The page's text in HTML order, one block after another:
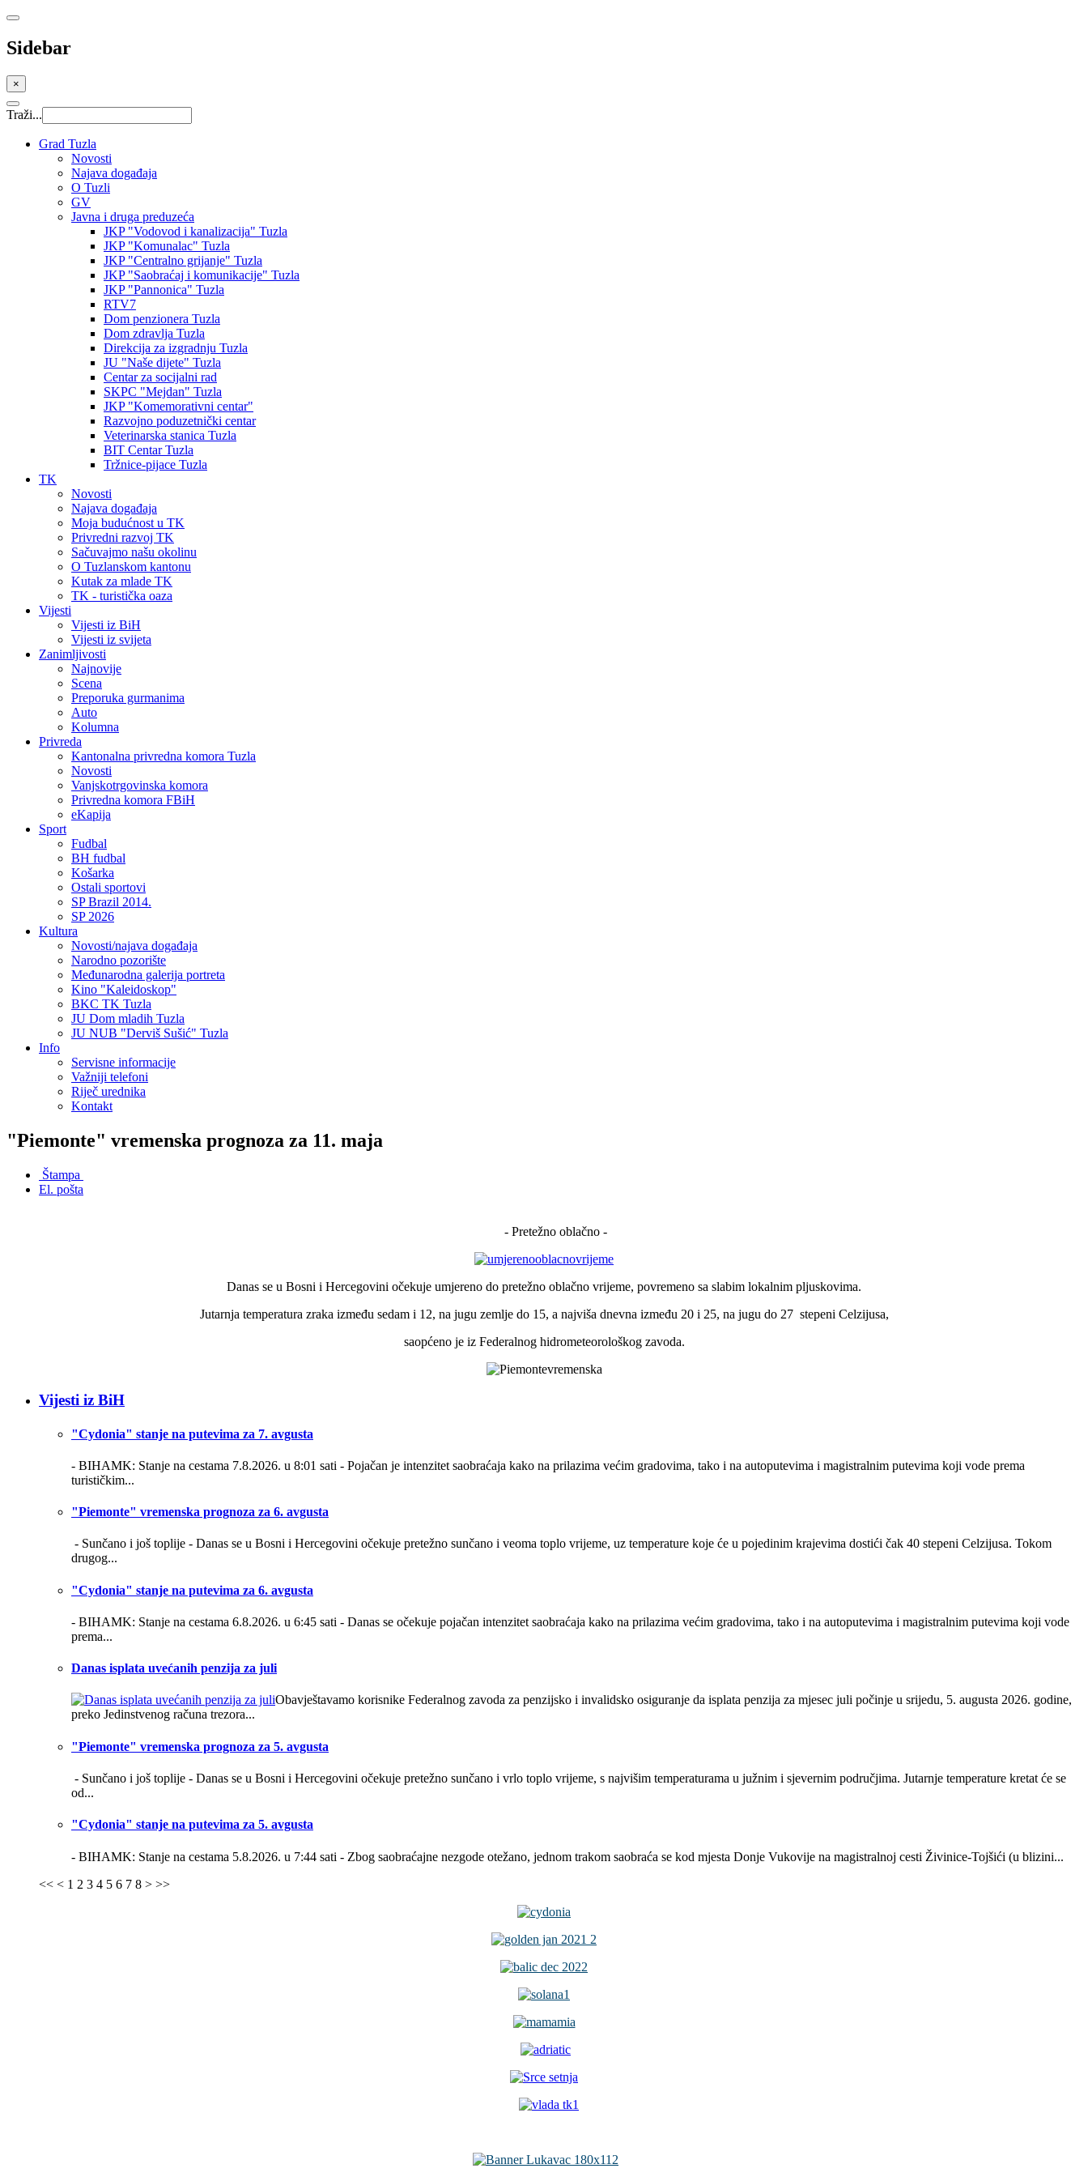
Sidebar
×
Traži...
Grad Tuzla
Novosti
Najava događaja
O Tuzli
GV
Javna i druga preduzeća
JKP "Vodovod i kanalizacija" Tuzla
JKP "Komunalac" Tuzla
JKP "Centralno grijanje" Tuzla
JKP "Saobraćaj i komunikacije" Tuzla
JKP "Pannonica" Tuzla
RTV7
Dom penzionera Tuzla
Dom zdravlja Tuzla
Direkcija za izgradnju Tuzla
JU "Naše dijete" Tuzla
Centar za socijalni rad
SKPC "Mejdan" Tuzla
JKP "Komemorativni centar"
Razvojno poduzetnički centar
Veterinarska stanica Tuzla
BIT Centar Tuzla
Tržnice-pijace Tuzla
TK
Novosti
Najava događaja
Moja budućnost u TK
Privredni razvoj TK
Sačuvajmo našu okolinu
O Tuzlanskom kantonu
Kutak za mlade TK
TK - turistička oaza
Vijesti
Vijesti iz BiH
Vijesti iz svijeta
Zanimljivosti
Najnovije
Scena
Preporuka gurmanima
Auto
Kolumna
Privreda
Kantonalna privredna komora Tuzla
Novosti
Vanjskotrgovinska komora
Privredna komora FBiH
eKapija
Sport
Fudbal
BH fudbal
Košarka
Ostali sportovi
SP Brazil 2014.
SP 2026
Kultura
Novosti/najava događaja
Narodno pozorište
Međunarodna galerija portreta
Kino "Kaleidoskop"
BKC TK Tuzla
JU Dom mladih Tuzla
JU NUB "Derviš Sušić" Tuzla
Info
Servisne informacije
Važniji telefoni
Riječ urednika
Kontakt
"Piemonte" vremenska prognoza za 11. maja
Štampa
El. pošta
- Pretežno oblačno -
Danas se u Bosni i Hercegovini očekuje umjereno do pretežno oblačno vrijeme, povremeno sa slabim lokalnim pljuskovima.
Jutarnja temperatura zraka između sedam i 12, na jugu zemlje do 15, a najviša dnevna između 20 i 25, na jugu do 27 stepeni Celzijusa,
saopćeno je iz Federalnog hidrometeorološkog zavoda.
Vijesti iz BiH
"Cydonia" stanje na putevima za 7. avgusta
- BIHAMK: Stanje na cestama 7.8.2026. u 8:01 sati - Pojačan je intenzitet saobraćaja kako na prilazima većim gradovima, tako i na autoputevima i magistralnim putevima koji vode prema
turističkim...
"Piemonte" vremenska prognoza za 6. avgusta
- Sunčano i još toplije - Danas se u Bosni i Hercegovini očekuje pretežno sunčano i veoma toplo vrijeme, uz temperature koje će u pojedinim krajevima dostići čak 40 stepeni Celzijusa. Tokom
drugog...
"Cydonia" stanje na putevima za 6. avgusta
- BIHAMK: Stanje na cestama 6.8.2026. u 6:45 sati - Danas se očekuje pojačan intenzitet saobraćaja kako na prilazima većim gradovima, tako i na autoputevima i magistralnim putevima koji vode
prema...
Danas isplata uvećanih penzija za juli
Obavještavamo korisnike Federalnog zavoda za penzijsko i invalidsko osiguranje da isplata penzija za mjesec juli počinje u srijedu, 5. augusta 2026. godine,
preko Jedinstvenog računa trezora...
"Piemonte" vremenska prognoza za 5. avgusta
- Sunčano i još toplije - Danas se u Bosni i Hercegovini očekuje pretežno sunčano i vrlo toplo vrijeme, s najvišim temperaturama u južnim i sjevernim područjima. Jutarnje temperature kretat će se
od...
"Cydonia" stanje na putevima za 5. avgusta
- BIHAMK: Stanje na cestama 5.8.2026. u 7:44 sati - Zbog saobraćajne nezgode otežano, jednom trakom saobraća se kod mjesta Donje Vukovije na magistralnoj cesti Živinice-Tojšići (u blizini...
<< < 1 2 3 4 5 6 7 8 > >>